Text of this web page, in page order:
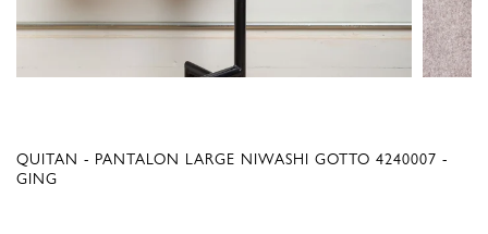
QUITAN - PANTALON LARGE NIWASHI GOTTO 4240007 -
GING